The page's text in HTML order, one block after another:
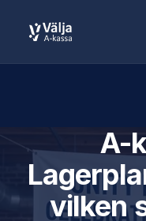
A-
vilken